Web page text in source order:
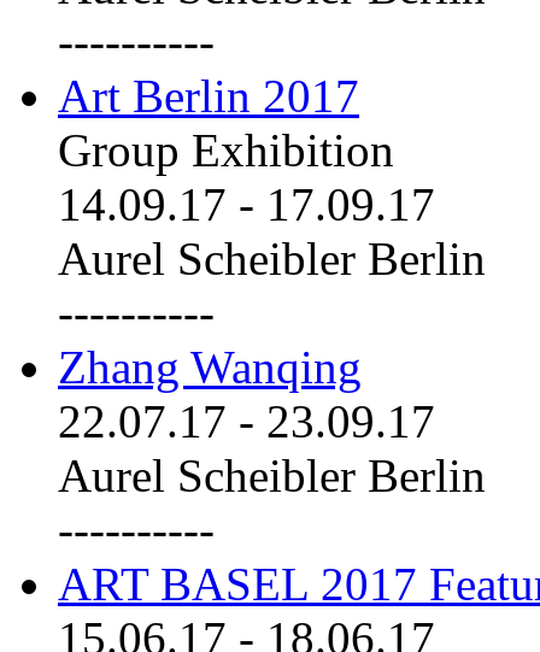
----------
Art Berlin 2017
Group Exhibition
14.09.17 - 17.09.17
Aurel Scheibler Berlin
----------
Zhang Wanqing
22.07.17 - 23.09.17
Aurel Scheibler Berlin
----------
ART BASEL 2017
15.06.17 - 18.06.17